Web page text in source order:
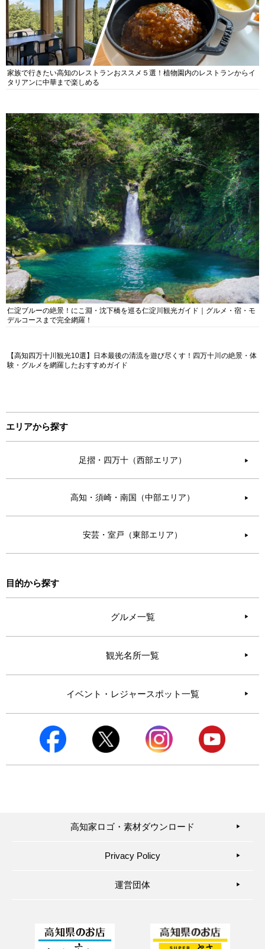
家族で行きたい高知のレストランおススメ５選！植物園内のレストランからイ
タリアンに中華まで楽しめる
仁淀ブルーの絶景！にこ淵・沈下橋を巡る仁淀川観光ガイド｜グルメ・宿・モ
デルコースまで完全網羅！
【高知四万十川観光10選】日本最後の清流を遊び尽くす！四万十川の絶景・体
験・グルメを網羅したおすすめガイド
エリアから探す
足摺・四万十（西部エリア） ▶︎
高知・須崎・南国（中部エリア） ▶︎
安芸・室戸（東部エリア） ▶︎
目的から探す
グルメ一覧
観光名所一覧
イベント・レジャースポット一覧
高知家ロゴ・素材ダウンロード ▶︎
Privacy Policy ▶︎
運営団体 ▶︎